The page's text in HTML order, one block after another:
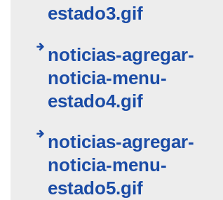
estado3.gif
noticias-agregar-
noticia-menu-
estado4.gif
noticias-agregar-
noticia-menu-
estado5.gif